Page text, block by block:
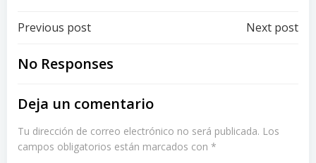
Post
navigation
Previous post Next post
No Responses
Deja un comentario
Tu dirección de correo electrónico no será publicada. Los
campos obligatorios están marcados con *